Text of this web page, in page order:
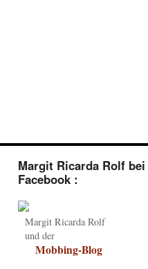
Margit Ricarda Rolf bei
Facebook :
Margit Ricarda Rolf
und der
Mobbing-Blog